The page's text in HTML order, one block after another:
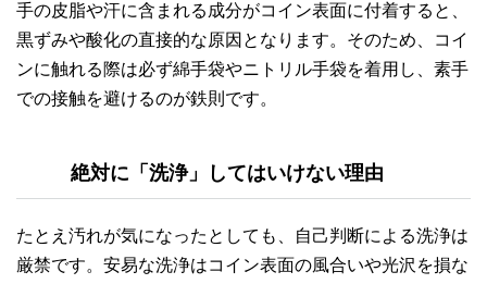
手の皮脂や汗に含まれる成分がコイン表面に付着すると、
黒ずみや酸化の直接的な原因となります。そのため、コイ
ンに触れる際は必ず綿手袋やニトリル手袋を着用し、素手
での接触を避けるのが鉄則です。
絶対に「洗浄」してはいけない理由
たとえ汚れが気になったとしても、自己判断による洗浄は
厳禁です。安易な洗浄はコイン表面の風合いや光沢を損な